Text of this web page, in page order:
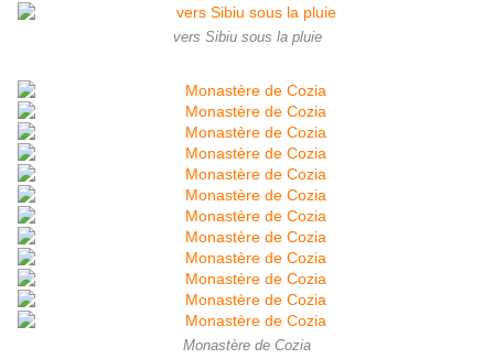
vers Sibiu sous la pluie
Monastère de Cozia